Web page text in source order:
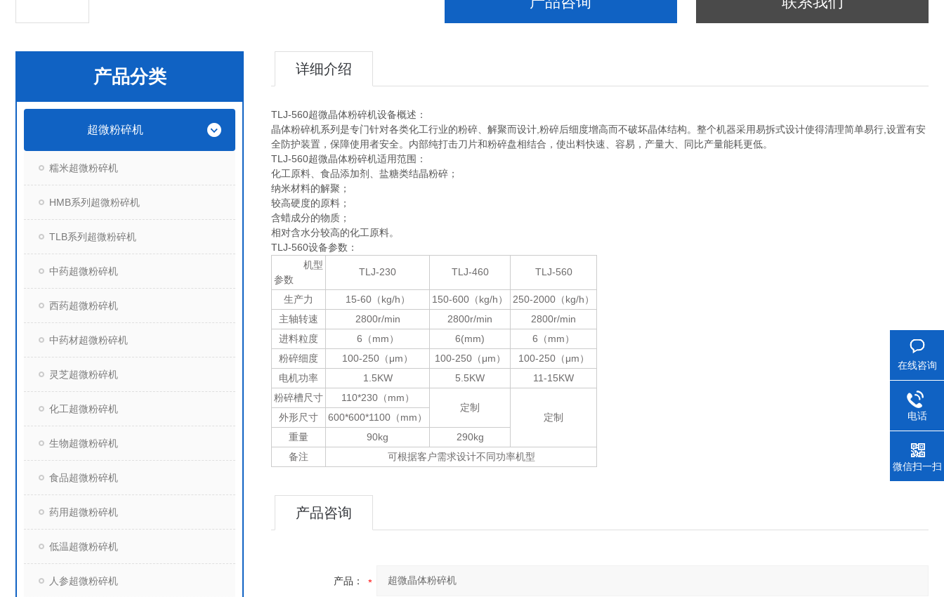
产品分类
超微粉碎机
糯米超微粉碎机
HMB系列超微粉碎机
TLB系列超微粉碎机
中药超微粉碎机
西药超微粉碎机
中药材超微粉碎机
灵芝超微粉碎机
化工超微粉碎机
生物超微粉碎机
食品超微粉碎机
药用超微粉碎机
低温超微粉碎机
人参超微粉碎机
详细介绍
TLJ-560超微晶体粉碎机设备概述：
晶体粉碎机系列是专门针对各类化工行业的粉碎、解聚而设计,粉碎后细度增高而不破坏晶体结构。整个机器采用易拆式设计使得清理简单易行,设置有安
全防护装置，保障使用者安全。内部纯打击刀片和粉碎盘相结合，使出料快速、容易，产量大、同比产量能耗更低。
TLJ-560超微晶体粉碎机适用范围：
化工原料、食品添加剂、盐糖类结晶粉碎；
纳米材料的解聚；
较高硬度的原料；
含蜡成分的物质；
相对含水分较高的化工原料。
TLJ-560设备参数：
机型
参数
TLJ-230 TLJ-460 TLJ-560
生产力 15-60（kg/h） 150-600（kg/h）
250-2000（kg/h）
主轴转速
2800r/min 2800r/min
2800r/min
进料粒度
6（mm） 6(mm)
6（mm）
粉碎细度
100-250（μm） 100-250（μm）
100-250（μm）
电机功率
1.5KW 5.5KW
11-15KW
粉碎槽尺寸
110*230（mm）
定制
定制
外形尺寸
600*600*1100（mm）
重量
90kg
290kg
备注
可根据客户需求设计不同功率机型
产品咨询
产品：
在线咨询
电话
微信扫一扫